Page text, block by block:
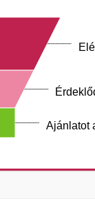
Ajánlatot